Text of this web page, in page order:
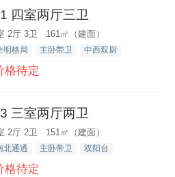
四室两厅三卫
2厅 3卫 161㎡（建面）
明格局 主卧带卫 中西双厨
格待定
三室两厅两卫
2厅 2卫 151㎡（建面）
北通透 主卧带卫 双阳台
格待定